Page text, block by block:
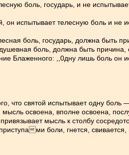
боль, государь, и не
он испытывает телесную боль и не
боль, государь, должна быть
боль, должна быть
Блаженного: ,,0дну лишь боль он
что святой испытывает одну
мысль освоена, вполне освоена,
мысль к столбу
ми боли, гнется,